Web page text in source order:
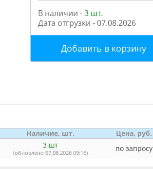
В наличии -3 шт.
Дата отгрузки -07.08.2026
Добавить в корзину
Наличие, шт.
Цена, руб.
3 шт
(обновлено 07.08.2026 09:16) по запросу